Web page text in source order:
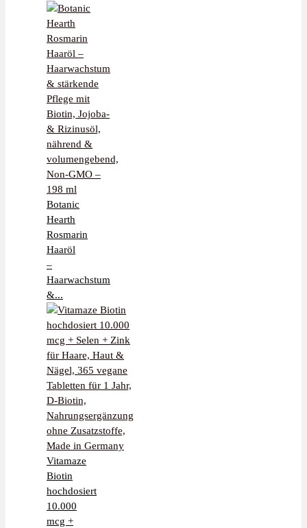
Botanic
Hearth
Rosmarin
Haaröl
–
Haarwachstum
&...
Vitamaze
Biotin
hochdosiert
10.000
mcg +